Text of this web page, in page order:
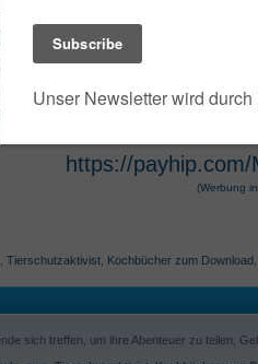
die umfangreiche
Szenarien des Jahres
Hugendubel
und
Hugendubel, Amazon
https://
(Werbung
, Tierschutzaktivist, Kochbücher zum Download,
sich treffen, um ihre Abenteuer zu teilen,